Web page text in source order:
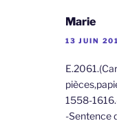
Marie
13 JUIN
1558-
-Sentence